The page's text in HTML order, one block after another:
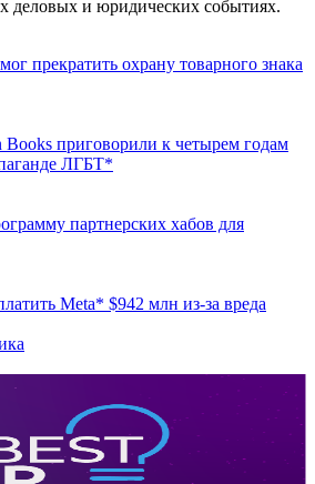
деловых и юридических событиях.
прекратить охрану товарного знака
Books приговорили к четырем годам
ЛГБТ*
партнерских хабов для
Meta* $942 млн из-за вреда